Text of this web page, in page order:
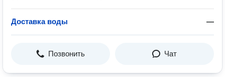
Доставка воды —
Позвонить Чат